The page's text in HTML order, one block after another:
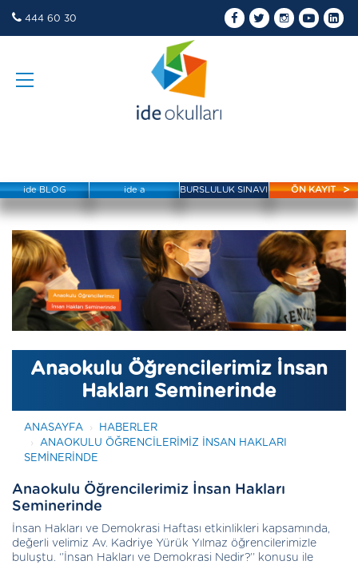
444 60 30
ide BLOG ide a BURSLULUK SINAVI ÖN KAYIT
Anaokulu Öğrencilerimiz İnsan
Hakları Seminerinde
ANASAYFA
HABERLER
ANAOKULU ÖĞRENCILERIMIZ İNSAN HAKLARI
SEMINERINDE
Anaokulu Öğrencilerimiz İnsan Hakları
Seminerinde
İnsan Hakları ve Demokrasi Haftası etkinlikleri kapsamında,
değerli velimiz Av. Kadriye Yürük Yılmaz öğrencilerimizle
buluştu. ‘’İnsan Hakları ve Demokrasi Nedir?’’ konusu ile